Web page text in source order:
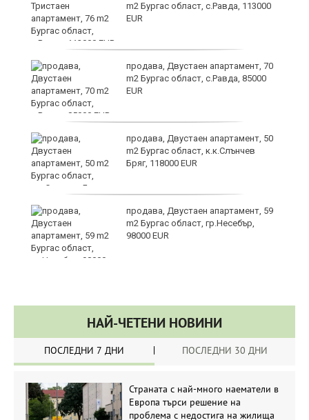
m2 Бургас област, с.Равда, 113000
EUR
продава, Двустаен апартамент, 70
m2 Бургас област, с.Равда, 85000
EUR
продава, Двустаен апартамент, 50
m2 Бургас област, к.к.Слънчев
Бряг, 118000 EUR
продава, Двустаен апартамент, 59
m2 Бургас област, гр.Несебър,
98000 EUR
НАЙ-ЧЕТЕНИ НОВИНИ
ПОСЛЕДНИ 7 ДНИ ПОСЛЕДНИ 30 ДНИ
Страната с най-много наематели в
Европа търси решение на
проблема с недостига на жилища